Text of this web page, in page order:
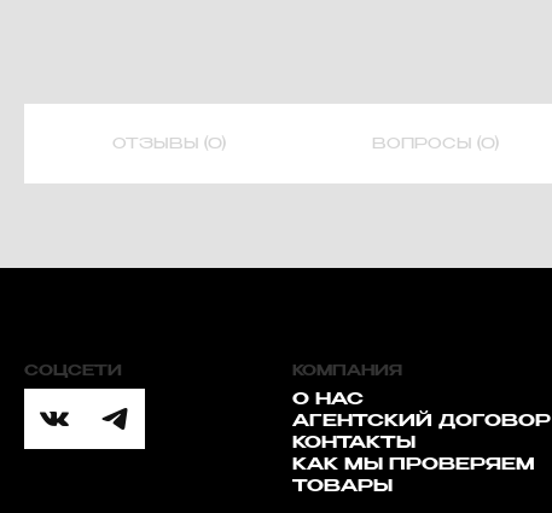
ОТЗЫВЫ (0) ВОПРОСЫ (0)
СОЦСЕТИ КОМПАНИЯ
О НАС
АГЕНТСКИЙ ДОГОВОР
КОНТАКТЫ
КАК МЫ ПРОВЕРЯЕМ
ТОВАРЫ